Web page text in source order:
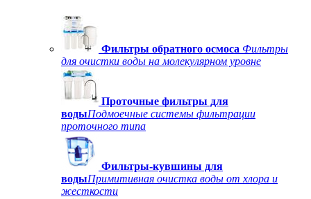
Фильтры обратного осмоса Фильтры
для очистки воды на молекулярном уровне
Проточные фильтры для
водыПодмоечные системы фильтрации
проточного типа
Фильтры-кувшины для
водыПримитивная очистка воды от хлора и
жесткости